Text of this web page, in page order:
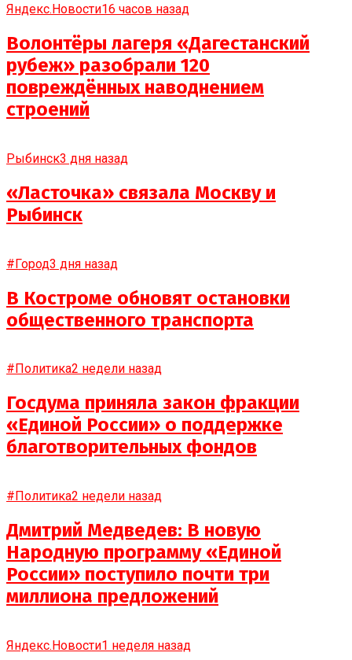
Яндекс.Новости16 часов назад
Волонтёры лагеря «Дагестанский
рубеж» разобрали 120
повреждённых наводнением
строений
Рыбинск3 дня назад
«Ласточка» связала Москву и
Рыбинск
#Город3 дня назад
В Костроме обновят остановки
общественного транспорта
#Политика2 недели назад
Госдума приняла закон фракции
«Единой России» о поддержке
благотворительных фондов
#Политика2 недели назад
Дмитрий Медведев: В новую
Народную программу «Единой
России» поступило почти три
миллиона предложений
Яндекс.Новости1 неделя назад